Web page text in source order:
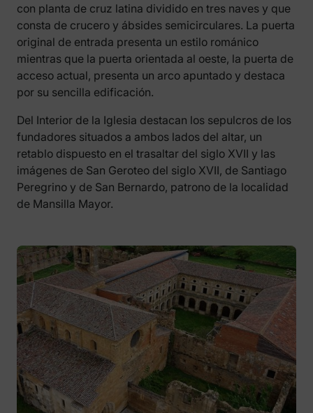
con planta de cruz latina dividido en tres naves y que
consta de crucero y ábsides semicirculares. La puerta
original de entrada presenta un estilo románico
mientras que la puerta orientada al oeste, la puerta de
acceso actual, presenta un arco apuntado y destaca
por su sencilla edificación.
Del Interior de la Iglesia destacan los sepulcros de los
fundadores situados a ambos lados del altar, un
retablo dispuesto en el trasaltar del siglo XVII y las
imágenes de San Geroteo del siglo XVII, de Santiago
Peregrino y de San Bernardo, patrono de la localidad
de Mansilla Mayor.